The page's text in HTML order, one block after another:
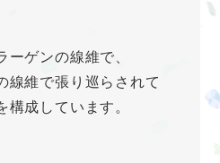
ーゲンの線維で、
線維で張り巡らされて
構成しています。